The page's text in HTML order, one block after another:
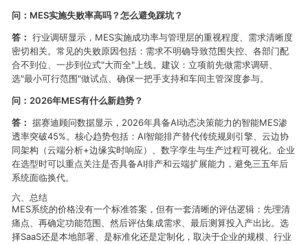
问：MES实施失败率高吗？怎么避免踩坑？
答： 行业调研显示，MES实施成功率与管理层的重视程度、需求清晰度
密切相关。常见的失败原因包括：需求不明确导致范围失控、各部门配
合不到位、一步到位式"大而全"上线。建议：立项前先做需求调研、
选"最小可行范围"做试点、确保一把手支持和车间主管深度参与。
问：2026年MES有什么新趋势？
答： 据赛迪顾问数据显示，2026年具备AI动态决策能力的智能MES渗
透率突破45%。核心趋势包括：AI智能排产替代传统规则引擎、云边协
同架构（云端分析+边缘实时响应）、数字孪生与生产过程可视化。企业
在选型时可以重点关注是否具备AI排产和云端扩展能力，避免三五年后
系统面临换代。
六、总结
MES系统的价格没有一个标准答案，但有一套清晰的评估逻辑：先理清
痛点、再确定功能范围、然后评估集成需求、最后测算投入产出比。选
择SaaS还是本地部署、是标准化还是定制化，取决于企业的规模、行业